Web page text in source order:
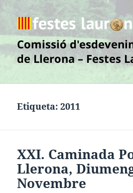
Comissió
de Llerona – Festes
Etiqueta:2011
XXI. Caminada
Llerona,
Novembre